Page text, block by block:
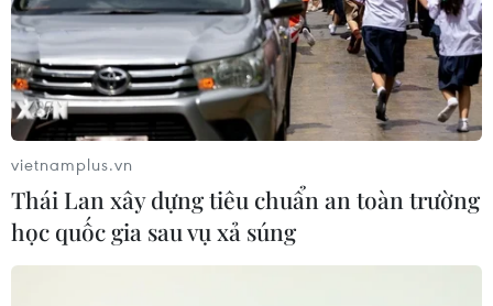
vietnamplus.vn
Thái Lan xây dựng tiêu chuẩn an toàn trường
học quốc gia sau vụ xả súng